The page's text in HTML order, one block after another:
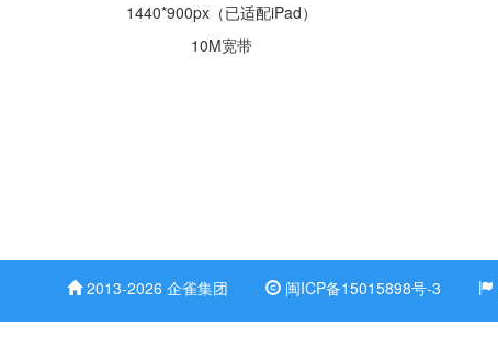
1440*900px（已适配iPad）
10M宽带
2013-2026 企雀集团 闽ICP备15015898号-3